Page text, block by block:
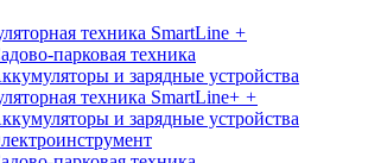
техника SmartLine +
парковая техника
и зарядные устройства
техника SmartLine+ +
и зарядные устройства